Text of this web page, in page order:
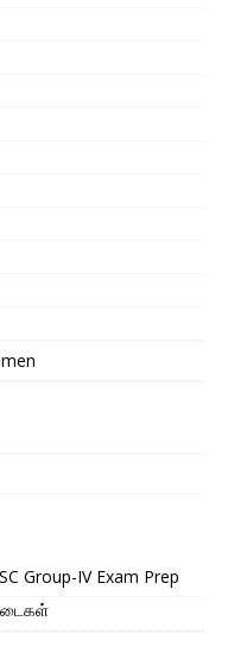
Group-IV Exam Prep